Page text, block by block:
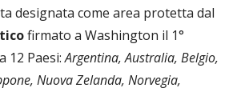
designata come area protetta dal
firmato a Washington il 1°
12 Paesi:Argentina, Australia, Belgio,
Nuova Zelanda, Norvegia,